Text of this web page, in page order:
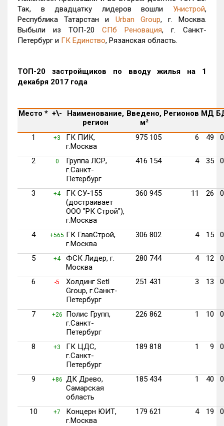
Так, в двадцатку лидеров вошли Унистрой,
Республика Татарстан и Urban Group, г. Москва.
Выбыли из ТОП-20 СПб Реновация, г. Санкт-
Петербург и ГК Единство, Рязанская область.
ТОП-20 застройщиков по вводу жилья на 1
декабря 2017 года
Место * +\-
Наименование,
регион
Введено,
м²
Регионов МД
1 +3
ГК ПИК,
г.Москва
975 105 6 49 0
2 0
Группа ЛСР,
г.Санкт-
Петербург
416 154 4 35 0
3 +4
ГК СУ-155
(достраивает
ООО "РК Строй"),
г.Москва
360 945 11 26 0
4 +565 ГК ГлавСтрой,
г.Москва
306 802 4 15 0
5 +4
ФСК Лидер, г.
Москва
280 744 4 12 0
6 -5
Холдинг Setl
Group, г.Санкт-
Петербург
251 431 3 13 0
7 +26
Полис Групп,
г.Санкт-
Петербург
226 862 1 10 0
8 +3
ГК ЦДС,
г.Санкт-
Петербург
189 818 1 9 0
9 +86 ДК Древо,
Самарская
область
185 434 1 40 0
10 +7
Концерн ЮИТ,
г.Москва
179 621 4 19 0